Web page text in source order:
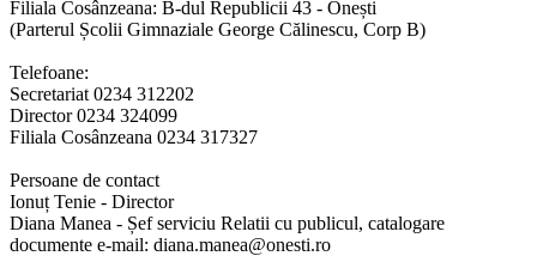
Filiala Cosânzeana: B-dul Republicii 43 - Onești
(Parterul Școlii Gimnaziale George Călinescu, Corp B)
Telefoane:
Secretariat 0234 312202
Director 0234 324099
Filiala Cosânzeana 0234 317327
Persoane de contact
Ionuț Tenie - Director
Diana Manea - Șef serviciu Relatii cu publicul, catalogare
documente e-mail: diana.manea@onesti.ro